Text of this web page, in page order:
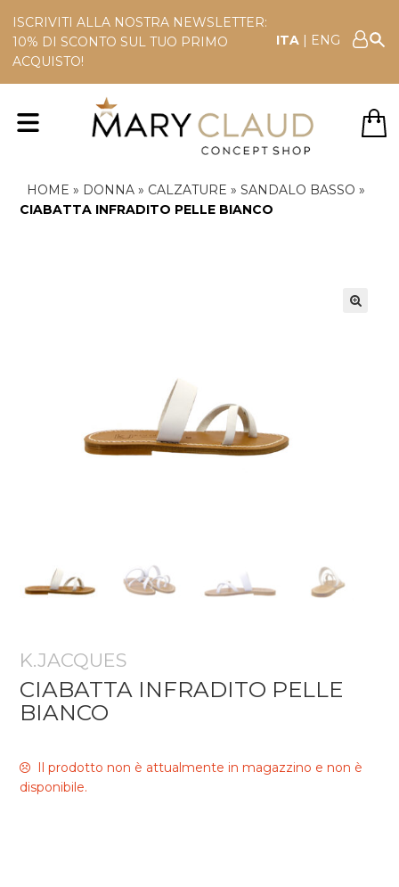
ISCRIVITI ALLA NOSTRA NEWSLETTER:
10% DI SCONTO SUL TUO PRIMO
ACQUISTO!
ITA | ENG
HOME » DONNA» CALZATURE » SANDALO BASSO »
CIABATTA INFRADITO PELLE BIANCO
K.JACQUES
CIABATTA INFRADITO PELLE
BIANCO
Il prodotto non è attualmente in magazzino e non è
disponibile.